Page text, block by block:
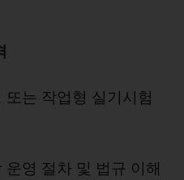
또는 작업형 실기시험
운영 절차 및 법규 이해